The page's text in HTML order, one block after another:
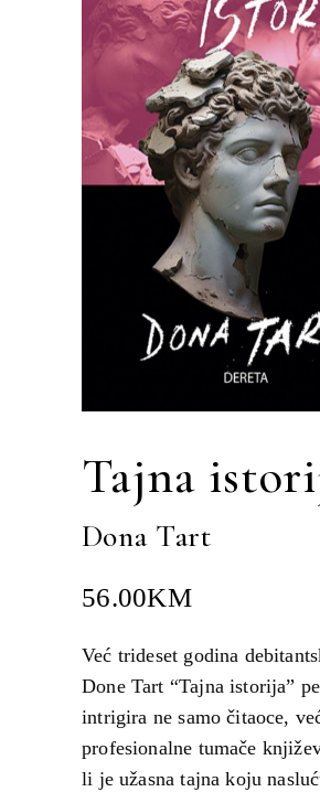
Tajna
Dona Tart
56.00KM
Već trideset godina
Done Tart “Tajna istorija”
intrigira ne samo čitaoce,
profesionalne tumače
li je užasna tajna koju